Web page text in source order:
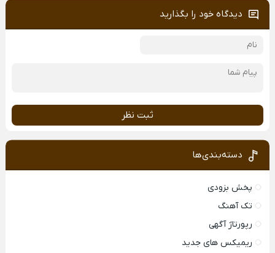
دیدگاه خود را بگذارید
ثبت نظر
دسته‌بندی‌ها
پخش بزودی
تک آهنگ
رپورتاژ آگهی
ریمیکس های جدید